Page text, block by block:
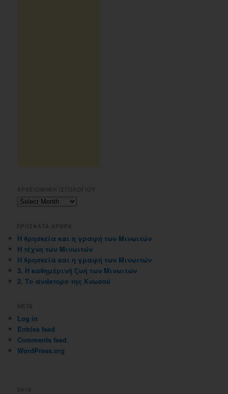
ΑΡΧΕΙΟΘΗΚΗ ΙΣΤΟΛΟΓΙΟΥ
Αρχειοθηκη
ΠΡΟΣΦΑΤΑ ΑΡΘΡΑ
Η θρησκεία και η γραφή των Μινωιτών
Η τέχνη των Μινωιτών
Η θρησκεία και η γραφή των Μινωιτών
3. Η καθημερινή ζωή των Μινωιτών
2. Το ανάκτορο της Κνωσού
META
Log in
Entries feed
Comments feed
WordPress.org
2018